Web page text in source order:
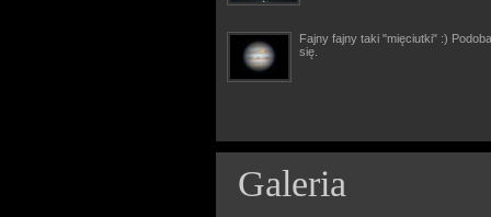
Fajny fajny taki "mięciutki" :)
się.
Galeria